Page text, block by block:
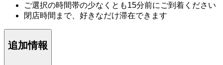
ご選択の時間帯の少なくとも15分前にご到着ください
閉店時間まで、好きなだけ滞在できます
追加情報